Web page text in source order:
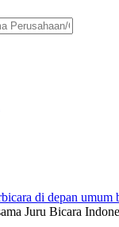
Juru Bicara